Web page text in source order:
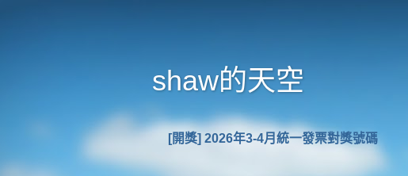
shaw的天空
[開獎] 2026年3-4月統一發票對獎號碼